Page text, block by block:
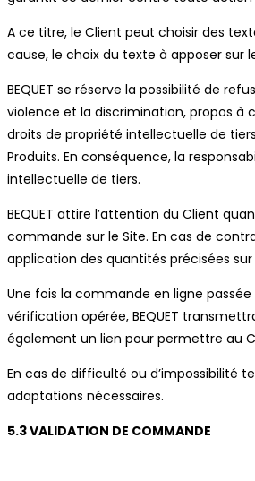
A ce titre, le Client peut choisir des
cause, le choix du texte à apposer sur
BEQUET se réserve la possibilité de
violence et la discrimination, propos à
droits de propriété intellectuelle de
Produits. En conséquence, la
intellectuelle de tiers.
BEQUET attire l’attention du Client
commande sur le Site. En cas de
application des quantités précisées sur
Une fois la commande en ligne
vérification opérée, BEQUET
également un lien pour permettre au
En cas de difficulté ou d’impossibilité
adaptations nécessaires.
5.3 VALIDATION DE COMMANDE